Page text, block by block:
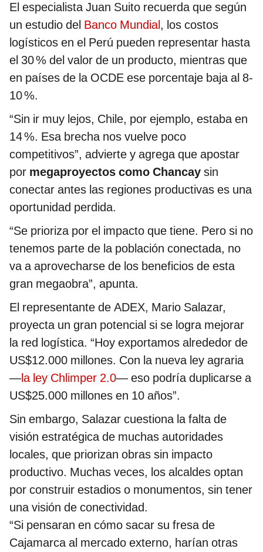
El especialista Juan Suito recuerda que según
un estudio del Banco Mundial, los costos
logísticos en el Perú pueden representar hasta
el 30 % del valor de un producto, mientras que
en países de la OCDE ese porcentaje baja al 8-
10 %.
“Sin ir muy lejos, Chile, por ejemplo, estaba en
14 %. Esa brecha nos vuelve poco
competitivos”, advierte y agrega que apostar
por megaproyectos como Chancay sin
conectar antes las regiones productivas es una
oportunidad perdida.
“Se prioriza por el impacto que tiene. Pero si no
tenemos parte de la población conectada, no
va a aprovecharse de los beneficios de esta
gran megaobra”, apunta.
El representante de ADEX, Mario Salazar,
proyecta un gran potencial si se logra mejorar
la red logística. “Hoy exportamos alrededor de
US$12.000 millones. Con la nueva ley agraria
—la ley Chlimper 2.0— eso podría duplicarse a
US$25.000 millones en 10 años”.
Sin embargo, Salazar cuestiona la falta de
visión estratégica de muchas autoridades
locales, que priorizan obras sin impacto
productivo. Muchas veces, los alcaldes optan
por construir estadios o monumentos, sin tener
una visión de conectividad.
“Si pensaran en cómo sacar su fresa de
Cajamarca al mercado externo, harían otras